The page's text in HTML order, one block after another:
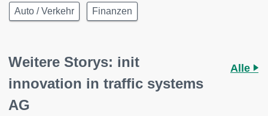
Auto / Verkehr Finanzen
Weitere Storys: init
innovation in traffic systems
AG
Alle